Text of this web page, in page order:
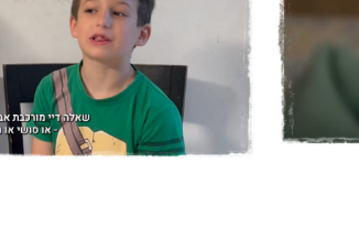
סרטון בר
סרטוני בת/בר מצווה